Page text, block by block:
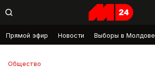
Прямой эфир Новости Выборы в Молдове
Общество